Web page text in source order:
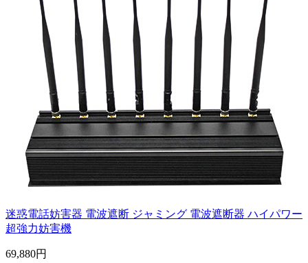
迷惑電話妨害器 電波遮断 ジャミング 電波遮断器 ハイパワー
超強力妨害機
69,880円